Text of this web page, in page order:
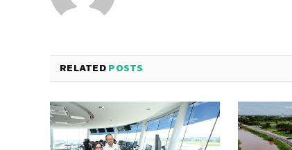
RELATEDPOSTS